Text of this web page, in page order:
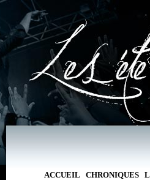
ACCUEIL CHRONIQUES